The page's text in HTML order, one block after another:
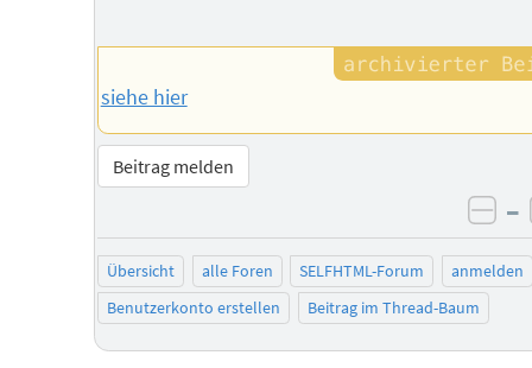
siehe hier
Beitrag melden
–
Übersicht alle Foren SELFHTML-Forum
anmelden
Benutzerkonto erstellen
Beitrag im Thread-Baum